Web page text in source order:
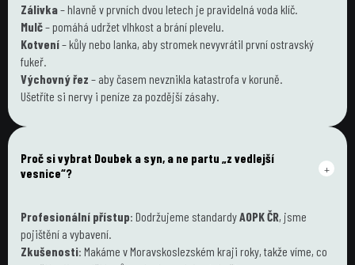
Zálivka – hlavně v prvních dvou letech je pravidelná voda klíč.
Mulč – pomáhá udržet vlhkost a brání plevelu.
Kotvení – kůly nebo lanka, aby stromek nevyvrátil první ostravský
fukeř.
Výchovný řez – aby časem nevznikla katastrofa v koruně.
Ušetříte si nervy i peníze za pozdější zásahy.
Proč si vybrat Doubek a syn, a ne partu „z vedlejší
vesnice“?
+
Profesionální přístup: Dodržujeme standardy AOPK ČR, jsme
pojištění a vybavení.
Zkušenosti: Makáme v Moravskoslezském kraji roky, takže víme, co